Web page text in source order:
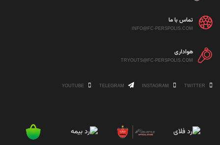
تماس با ما
INFO@FC-PERSPOLIS.COM
هواداری
TRYOUTS@FC-PERSPOLIS.COM